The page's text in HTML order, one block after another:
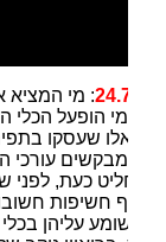
: מי המציא את
מי הופעל הכלי
אלו שעסקו בתפירת
עורכי הדין
כעת, לפני
חשיפות חשובות
עליהן בכלי